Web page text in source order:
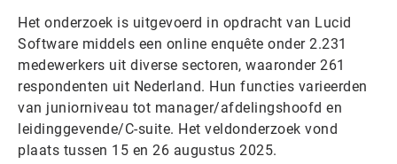
Het onderzoek is uitgevoerd in opdracht van Lucid
Software middels een online enquête onder 2.231
medewerkers uit diverse sectoren, waaronder 261
respondenten uit Nederland. Hun functies varieerden
van juniorniveau tot manager/afdelingshoofd en
leidinggevende/C-suite. Het veldonderzoek vond
plaats tussen 15 en 26 augustus 2025.